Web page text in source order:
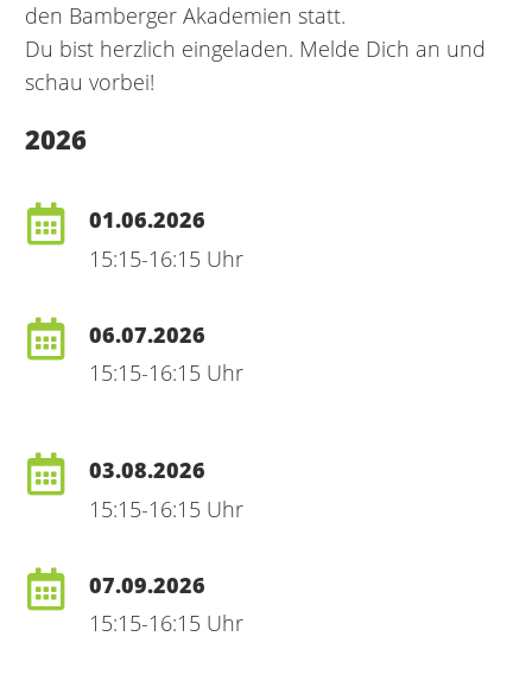
den Bamberger Akademien statt.
Du bist herzlich eingeladen. Melde Dich an und
schau vorbei!
2026
01.06.2026
15:15-16:15 Uhr
06.07.2026
15:15-16:15 Uhr
03.08.2026
15:15-16:15 Uhr
07.09.2026
15:15-16:15 Uhr